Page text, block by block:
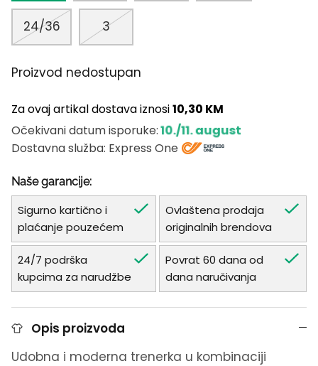
24/36 3
Proizvod nedostupan
Za ovaj artikal dostava iznosi10,30 KM
Očekivani datum isporuke: 10./11. august
Dostavna služba: Express One
Naše garancije:
Sigurno kartično i
plaćanje pouzećem
Ovlaštena prodaja
originalnih brendova
24/7 podrška
kupcima za narudžbe
Povrat 60 dana od
dana naručivanja
Opis proizvoda
Udobna i moderna trenerka u kombinaciji